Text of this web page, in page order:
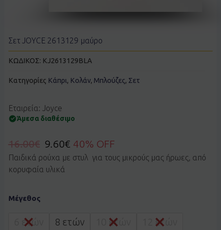
Σετ JOYCE 2613129 μαύρο
ΚΩΔΙΚΟΣ: KJ2613129BLA
Κατηγορίες Κάπρι, Κολάν, Μπλούζες, Σετ
Εταιρεία: Joyce
Άμεσα διαθέσιμο
16.00€ 9.60€ 40% OFF
Παιδικά ρούχα με στυλ για τους μικρούς μας ήρωες, από
κορυφαία υλικά
Μέγεθος
6 ετών 8 ετών 10 ετών
12 ετών
JOYCE
μαύρο
ποσότητα